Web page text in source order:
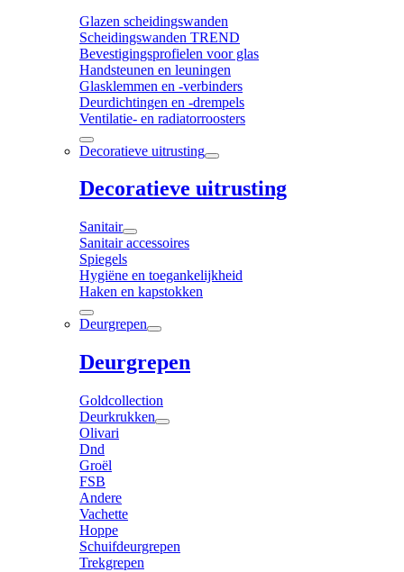
Glazen scheidingswanden
Scheidingswanden TREND
Bevestigingsprofielen voor glas
Handsteunen en leuningen
Glasklemmen en -verbinders
Deurdichtingen en -drempels
Ventilatie- en radiatorroosters
Decoratieve uitrusting
Decoratieve uitrusting
Sanitair
Sanitair accessoires
Spiegels
Hygiëne en toegankelijkheid
Haken en kapstokken
Deurgrepen
Deurgrepen
Goldcollection
Deurkrukken
Olivari
Dnd
Groël
FSB
Andere
Vachette
Hoppe
Schuifdeurgrepen
Trekgrepen